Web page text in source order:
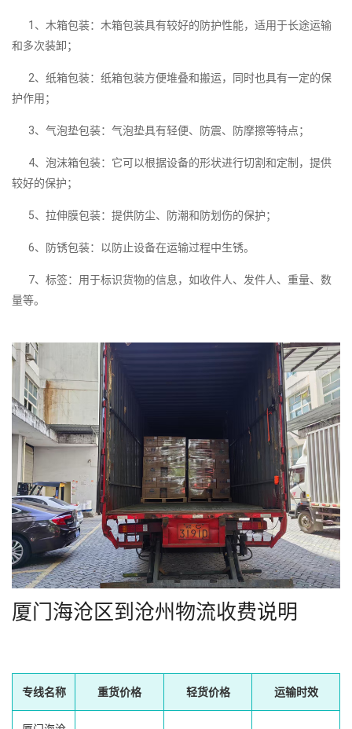
1、木箱包装：木箱包装具有较好的防护性能，适用于长途运输
和多次装卸；
2、纸箱包装：纸箱包装方便堆叠和搬运，同时也具有一定的保
护作用；
3、气泡垫包装：气泡垫具有轻便、防震、防摩擦等特点；
4、泡沫箱包装：它可以根据设备的形状进行切割和定制，提供
较好的保护；
5、拉伸膜包装：提供防尘、防潮和防划伤的保护；
6、防锈包装：以防止设备在运输过程中生锈。
7、标签：用于标识货物的信息，如收件人、发件人、重量、数
量等。
厦门海沧区到沧州物流收费说明
专线名称 重货价格 轻货价格 运输时效